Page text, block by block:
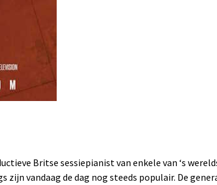
Britse sessiepianist van enkele van ‘s
vandaag de dag nog steeds populair. De